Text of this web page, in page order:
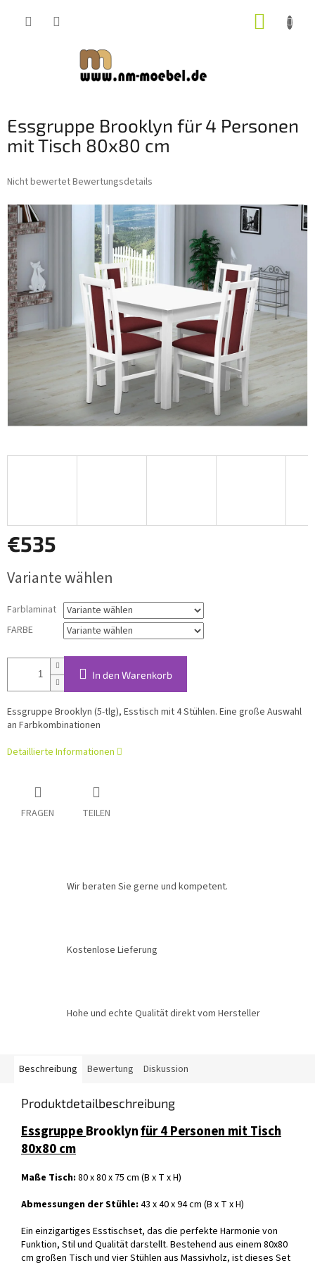
Essgruppe Brooklyn für 4 Personen
mit Tisch 80x80 cm
Die
Produktbewertung
ist
0,0
von
5
Sternen.
Nicht bewertetBewertungsdetails
€535
Variante wählen
Farblaminat
FARBE
In den Warenkorb
Essgruppe Brooklyn (5-tlg), Esstisch mit 4 Stühlen. Eine große Auswahl
an Farbkombinationen
Detaillierte Informationen
FRAGEN TEILEN
Wir beraten Sie gerne und kompetent.
Kostenlose Lieferung
Hohe und echte Qualität direkt vom Hersteller
Beschreibung Bewertung Diskussion
Produktdetailbeschreibung
EssgruppeBrooklynfür 4 Personen mit Tisch
80x80 cm
Maße Tisch: 80 x 80 x 75 cm (B x T x H)
Abmessungen der Stühle: 43 x 40 x 94 cm (B x T x H)
Ein einzigartiges Esstischset, das die perfekte Harmonie von
Funktion, Stil und Qualität darstellt. Bestehend aus einem 80x80
cm großen Tisch und vier Stühlen aus Massivholz, ist dieses Set